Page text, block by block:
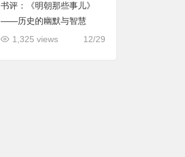
书评：《明朝那些事儿》
——历史的幽默与智慧
12/29
1,325 views